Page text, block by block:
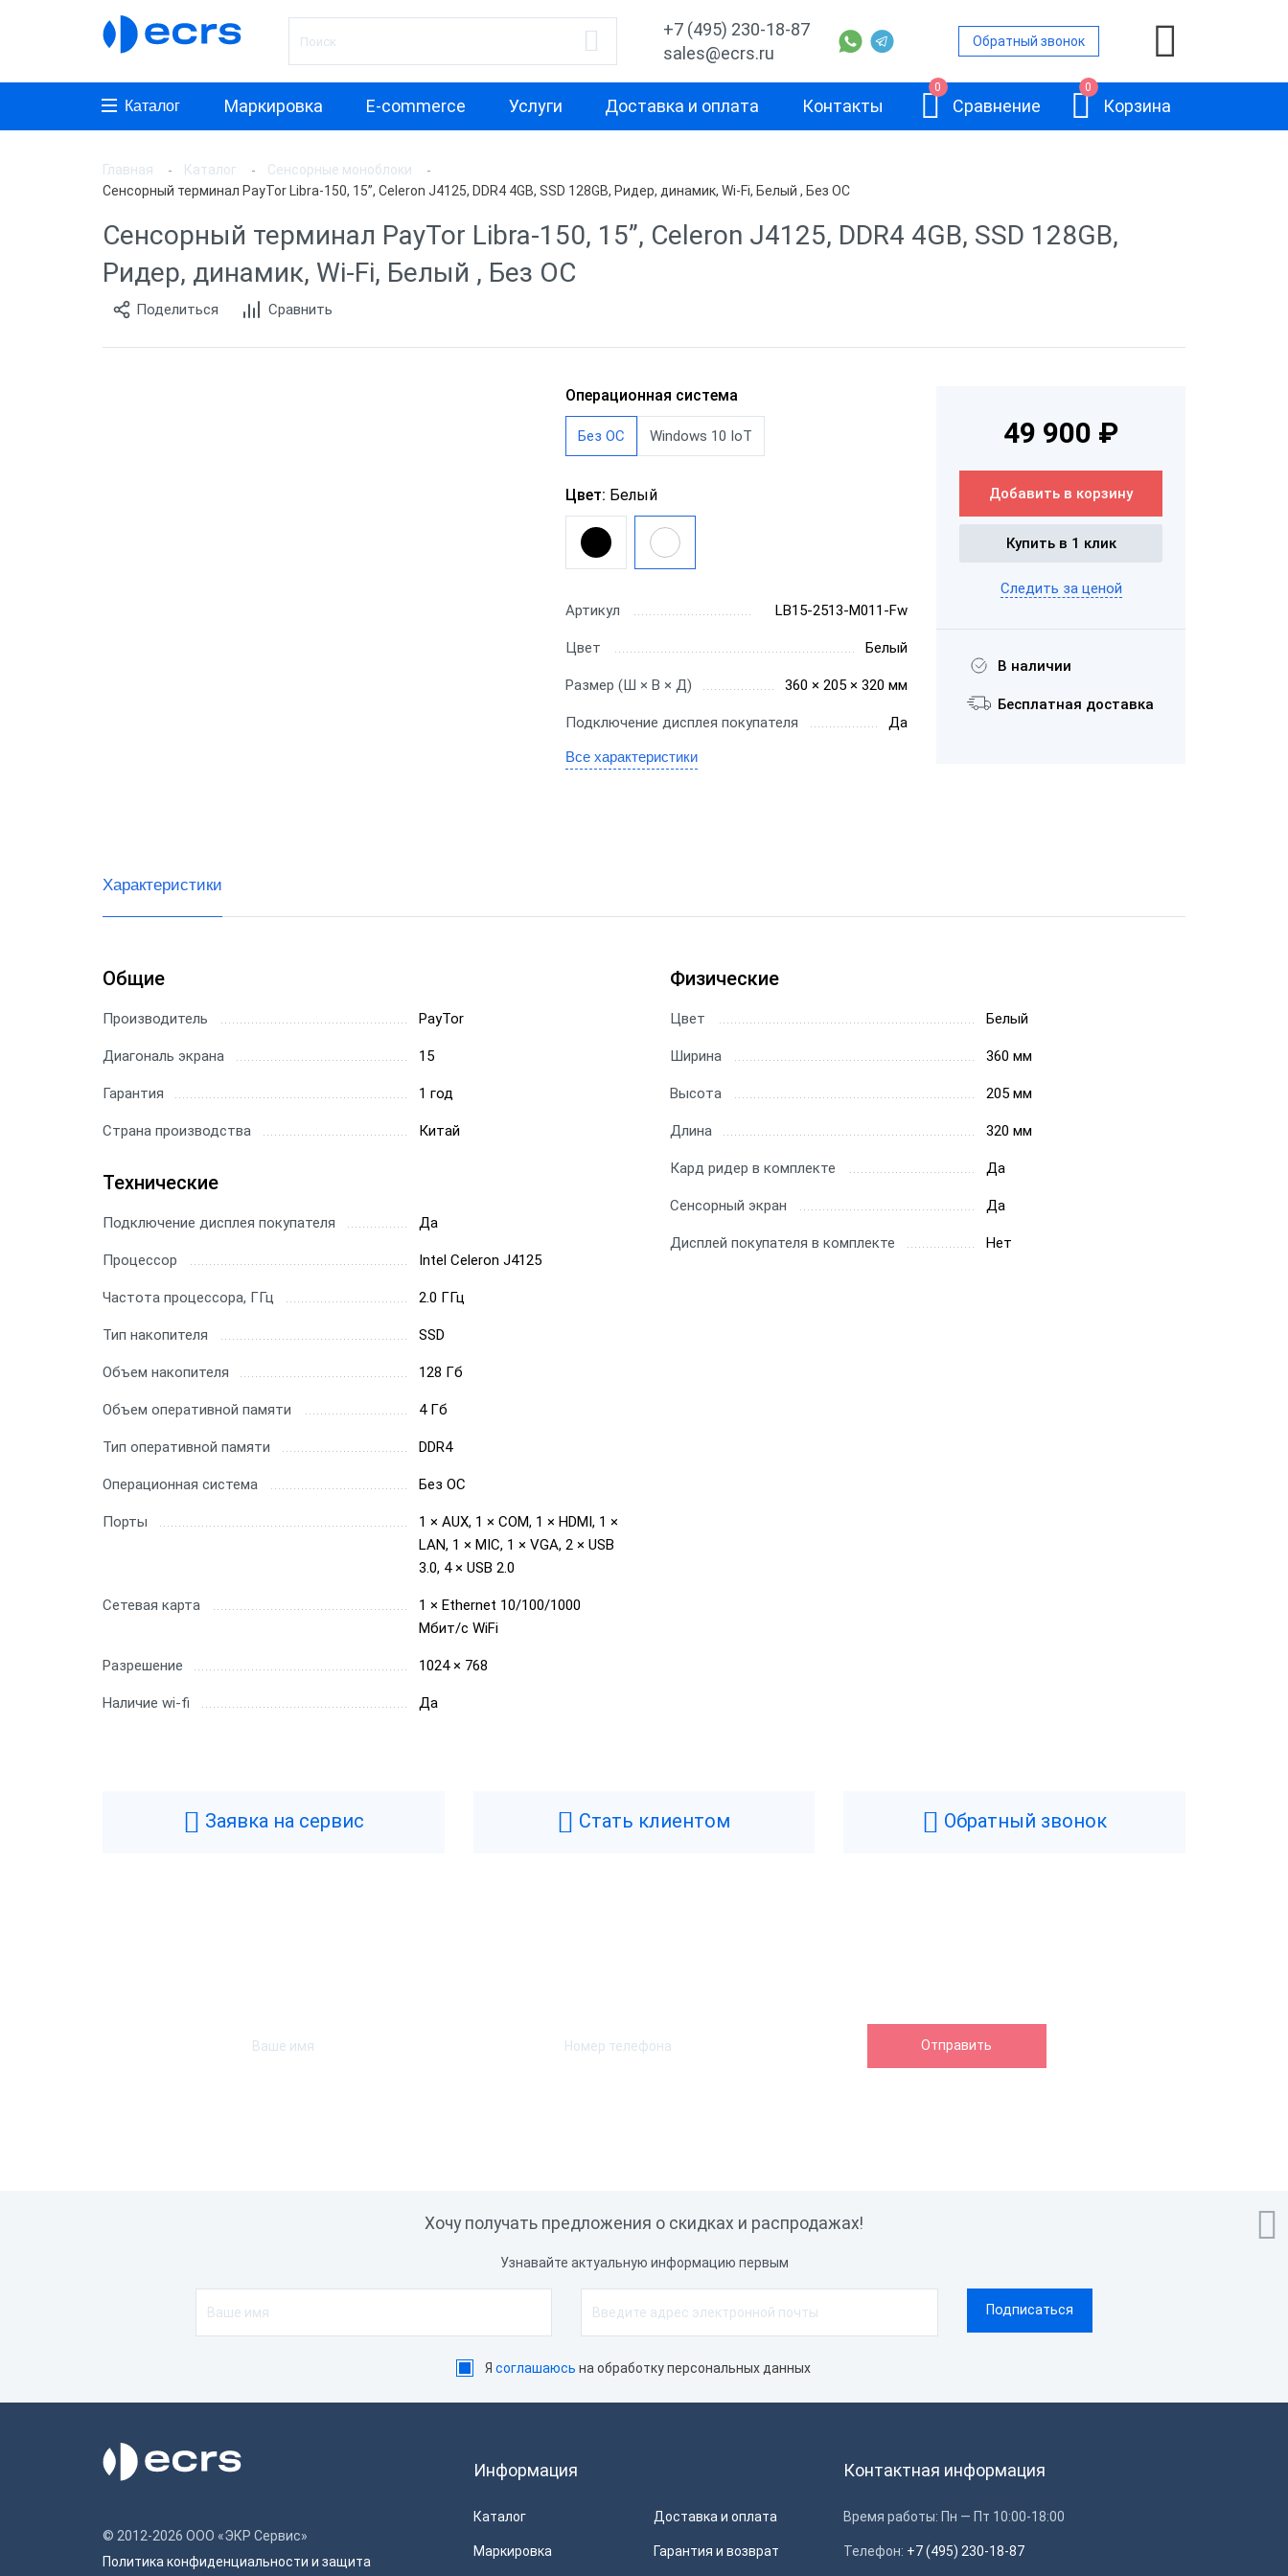
+7 (495) 230-18-87
sales@ecrs.ru
Обратный звонок
Каталог Маркировка E-commerce Услуги Доставка и оплата Контакты
0
Сравнение
0
Корзина
Производитель
Для ломбарда
Для миниотеля
Для салона красоты PayTor MY-21
Anypos80 15
Главная Каталог
Сенсорные моноблоки
Сенсорный терминал PayTor Libra-150, 15”, Celeron J4125, DDR4 4GB, SSD 128GB, Ридер, динамик, Wi-Fi, Белый , Без ОС
Сенсорный терминал PayTor Libra-150, 15”, Celeron J4125, DDR4 4GB, SSD 128GB,
Ридер, динамик, Wi-Fi, Белый , Без ОС
Поделиться Сравнить
Операционная система
Без ОС Windows 10 IoT
Цвет: Белый
Артикул LB15-2513-M011-Fw
Цвет Белый
Размер (Ш × В × Д) 360 × 205 × 320 мм
Подключение дисплея покупателя Да
Все характеристики
49 900 ₽
Добавить в корзину
Купить в 1 клик
Следить за ценой
В наличии
Бесплатная доставка
Характеристики
Общие
Производитель PayTor
Диагональ экрана 15
Гарантия 1 год
Страна производства Китай
Технические
Подключение дисплея покупателя Да
Процессор Intel Celeron J4125
Частота процессора, ГГц 2.0 ГГц
Тип накопителя SSD
Объем накопителя 128 Гб
Объем оперативной памяти 4 Гб
Тип оперативной памяти DDR4
Операционная система Без ОС
Порты
1 × AUX, 1 × COM, 1 × HDMI, 1 ×
LAN, 1 × MIC, 1 × VGA, 2 × USB
3.0, 4 × USB 2.0
Сетевая карта
1 × Ethernet 10/100/1000
Мбит/с WiFi
Разрешение 1024 × 768
Наличие wi-fi Да
Физические
Цвет Белый
Ширина 360 мм
Высота 205 мм
Длина 320 мм
Кард ридер в комплекте Да
Сенсорный экран Да
Дисплей покупателя в комплекте Нет
Заявка на сервис Стать клиентом Обратный звонок

Хочу получать предложения о скидках и распродажах!
Узнавайте актуальную информацию первым
Я соглашаюсь на обработку персональных данных
© 2012-2026 ООО «ЭКР Сервис»
Политика конфиденциальности и защита
Информация
Каталог
Маркировка
Доставка и оплата
Гарантия и возврат
Контактная информация
Время работы: Пн — Пт 10:00-18:00
Телефон: +7 (495) 230-18-87